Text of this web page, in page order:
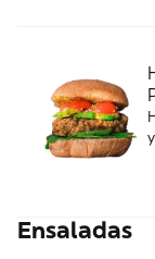
Ensaladas